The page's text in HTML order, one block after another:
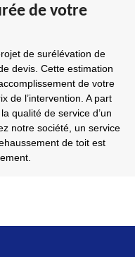
de votre
de surélévation de
devis. Cette estimation
de votre
de l’intervention. A part
qualité de service d’un
notre société, un service
de toit est